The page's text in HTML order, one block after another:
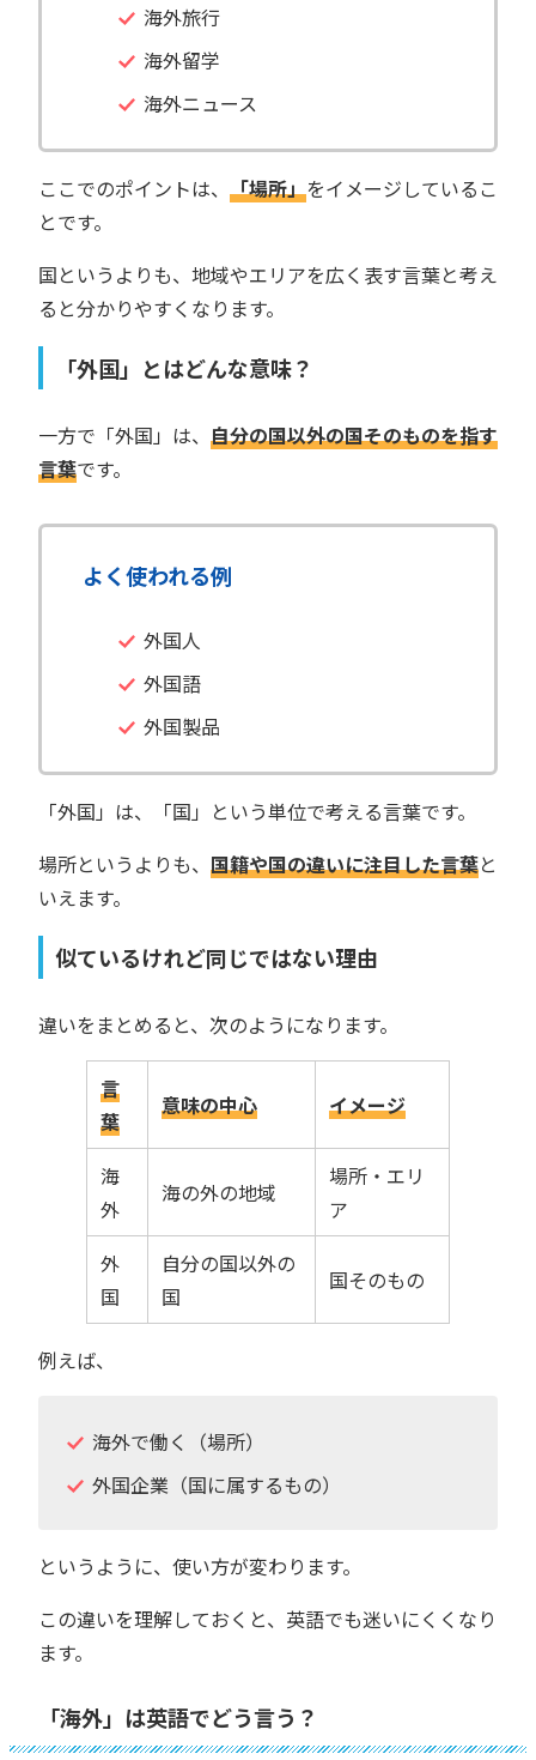
海外旅行
海外留学
海外ニュース
ここでのポイントは、 「場所」をイメージしているこ
とです。
国というよりも、地域やエリアを広く表す言葉と考え
ると分かりやすくなります。
「外国」とはどんな意味？
一方で「外国」は、 自分の国以外の国そのものを指す
言葉です。
よく使われる例
外国人
外国語
外国製品
「外国」は、「国」という単位で考える言葉です。
場所というよりも、 国籍や国の違いに注目した言葉と
いえます。
似ているけれど同じではない理由
違いをまとめると、次のようになります。
言
葉
意味の中心 イメージ
海
外
海の外の地域
場所・エリ
ア
外
国
自分の国以外の
国
国そのもの
例えば、
海外で働く（場所）
外国企業（国に属するもの）
というように、使い方が変わります。
この違いを理解しておくと、英語でも迷いにくくなり
ます。
「海外」は英語でどう言う？